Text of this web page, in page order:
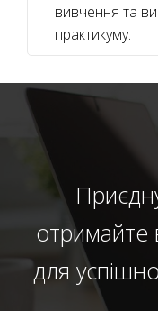
вивчення та
практикуму.
отримайте
для